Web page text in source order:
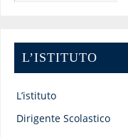
L’ISTITUTO
L’istituto
Dirigente Scolastico